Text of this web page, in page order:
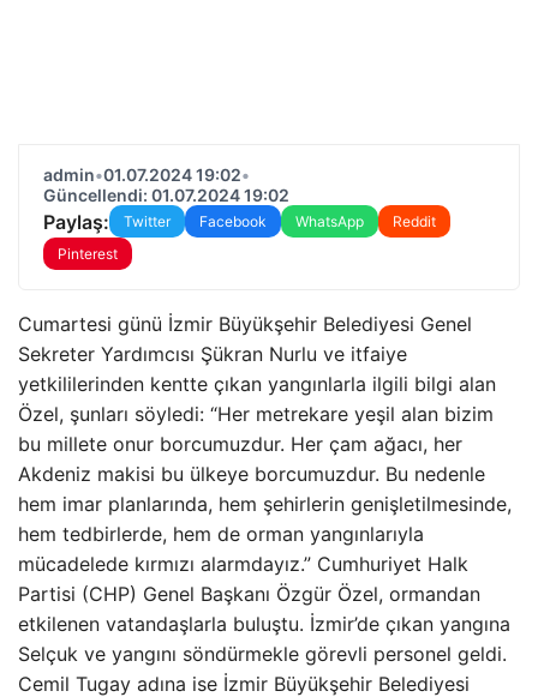
admin•01.07.2024 19:02•
Güncellendi: 01.07.2024 19:02
Paylaş: Twitter Facebook WhatsApp
Reddit
Pinterest
Cumartesi günü İzmir Büyükşehir Belediyesi Genel
Sekreter Yardımcısı Şükran Nurlu ve itfaiye
yetkililerinden kentte çıkan yangınlarla ilgili bilgi alan
Özel, şunları söyledi: “Her metrekare yeşil alan bizim
bu millete onur borcumuzdur. Her çam ağacı, her
Akdeniz makisi bu ülkeye borcumuzdur. Bu nedenle
hem imar planlarında, hem şehirlerin genişletilmesinde,
hem tedbirlerde, hem de orman yangınlarıyla
mücadelede kırmızı alarmdayız.” Cumhuriyet Halk
Partisi (CHP) Genel Başkanı Özgür Özel, ormandan
etkilenen vatandaşlarla buluştu. İzmir’de çıkan yangına
Selçuk ve yangını söndürmekle görevli personel geldi.
Cemil Tugay adına ise İzmir Büyükşehir Belediyesi